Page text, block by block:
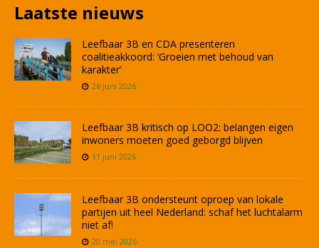
Laatste nieuws
Leefbaar 3B en CDA presenteren
coalitieakkoord: ‘Groeien met behoud van
karakter’
26 juni 2026
Leefbaar 3B kritisch op LOO2: belangen eigen
inwoners moeten goed geborgd blijven
11 juni 2026
Leefbaar 3B ondersteunt oproep van lokale
partijen uit heel Nederland: schaf het luchtalarm
niet af!
20 mei 2026